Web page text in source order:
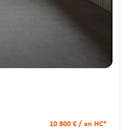
10 800 € / an HC*